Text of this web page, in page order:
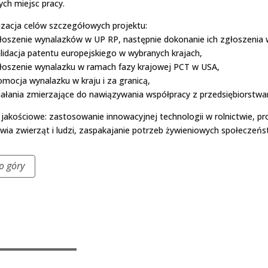
miejsc pracy.
celów szczegółowych projektu:
wynalazków w UP RP, następnie dokonanie ich zgłoszenia
patentu europejskiego w wybranych krajach,
wynalazku w ramach fazy krajowej PCT w USA,
wynalazku w kraju i za granicą,
zmierzające do nawiązywania współpracy z
jakościowe: zastosowanie innowacyjnej technologii w rolnictwie,
zwierząt i ludzi, zaspakajanie potrzeb żywieniowych
góry